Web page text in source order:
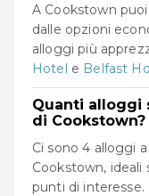
A Cookstown
dalle opzioni
alloggi più
Hotel e Belfast
Quanti alloggi
di Cookstown?
Ci sono 4 alloggi
Cookstown, ideali
punti di interesse.